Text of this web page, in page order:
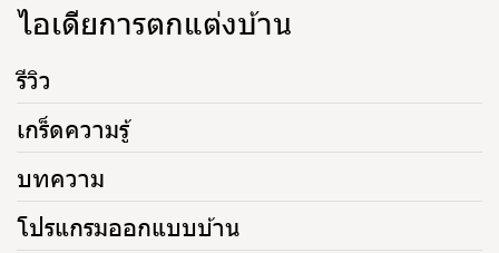
ไอเดียการตกแต่งบ้าน
รีวิว
เกร็ดความรู้
บทความ
โปรแกรมออกแบบบ้าน